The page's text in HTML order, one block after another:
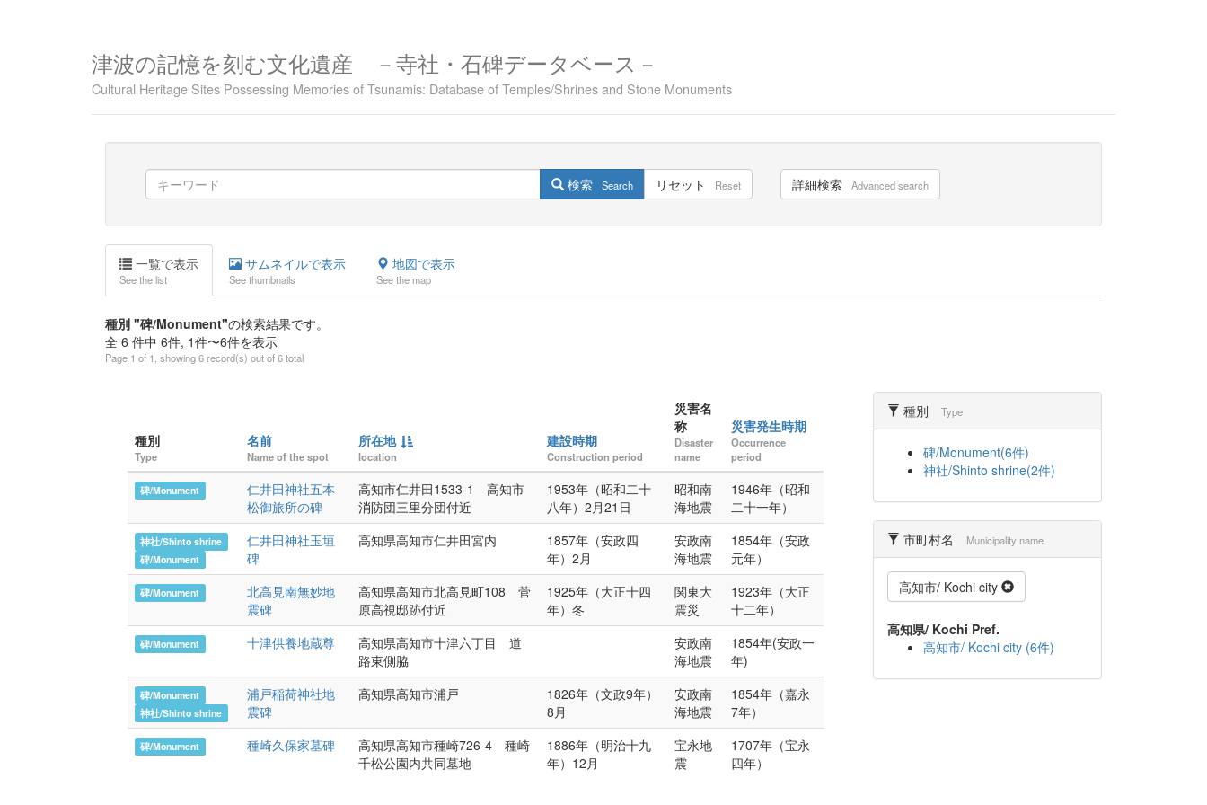
津波の記憶を刻む文化遺産 －寺社・石碑データベース－
Cultural Heritage Sites Possessing Memories of Tsunamis: Database of Temples/Shrines and Stone Monuments
検索 Search リセット Reset 詳細検索 Advanced search
一覧で表示
See the list
サムネイルで表示
See thumbnails
地図で表示
See the map
種別 "碑/Monument"の検索結果です。
全 6 件中 6件, 1件〜6件を表示
Page 1 of 1, showing 6 record(s) out of 6 total
種別
Type
名前
Name of the spot
所在地
location
建設時期
Construction period
災害名
称
Disaster
name
災害発生時期
Occurrence
period
碑/Monument
仁井田神社五本
松御旅所の碑
高知市仁井田1533-1 高知市
消防団三里分団付近
1953年（昭和二十
八年）2月21日
昭和南
海地震
1946年（昭和
二十一年）
神社/Shinto shrine
碑/Monument
仁井田神社玉垣
碑
高知県高知市仁井田宮内
1857年（安政四
年）2月
安政南
海地震
1854年（安政
元年）
碑/Monument
北高見南無妙地
震碑
高知県高知市北高見町108 菅
原高視邸跡付近
1925年（大正十四
年）冬
関東大
震災
1923年（大正
十二年）
碑/Monument 十津供養地蔵尊
高知県高知市十津六丁目 道
路東側脇
安政南
海地震
1854年(安政一
年)
碑/Monument
神社/Shinto shrine
浦戸稲荷神社地
震碑
高知県高知市浦戸
1826年（文政9年）
8月
安政南
海地震
1854年（嘉永
7年）
碑/Monument 種崎久保家墓碑
高知県高知市種崎726-4 種崎
千松公園内共同墓地
1886年（明治十九
年）12月
宝永地
震
1707年（宝永
四年）
種別 Type
碑/Monument(6件)
神社/Shinto shrine(2件)
市町村名 Municipality name
高知市/ Kochi city
高知県/ Kochi Pref.
高知市/ Kochi city (6件)